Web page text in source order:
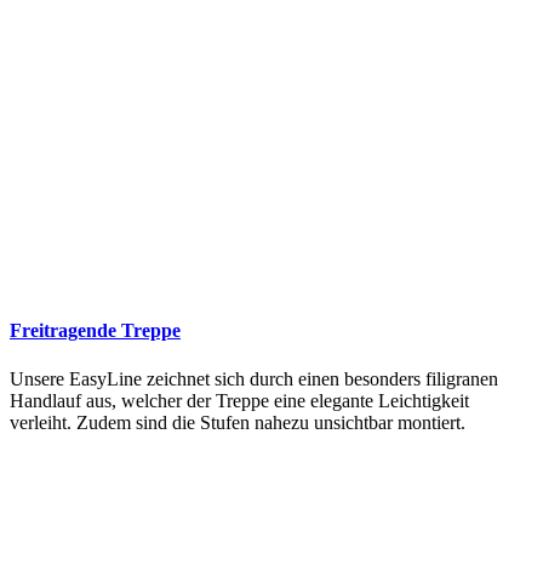
Freitragende Treppe
Unsere EasyLine zeichnet sich durch einen besonders filigranen
Handlauf aus, welcher der Treppe eine elegante Leichtigkeit
verleiht. Zudem sind die Stufen nahezu unsichtbar montiert.